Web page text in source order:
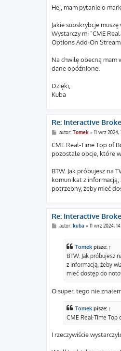
s
t
Hej, mam pytanie o
Jakie subskrybcje
Wystarczy mi "CME
Options Add-On
Na chwilę obecną mam
dane opóźnione.
Dzięki,
Kuba
Re: Interactive
P
s
t
autor: Tomek» 11 wrz 2024,
CME Real-Time Top of
pozostałe opcje, które
BTW. Jak próbujesz na
komunikat z informacją,
potrzebny, żeby mieć
Re: Interactive
Pautor: kuba » 11 wrz 2024,
Tomek pisze: ↑
BTW. Jak próbujesz
z informacją, żeby
mieć dostęp do
O super, tego nie
Tomek pisze: ↑
CME Real-Time Top
I rzeczywiście